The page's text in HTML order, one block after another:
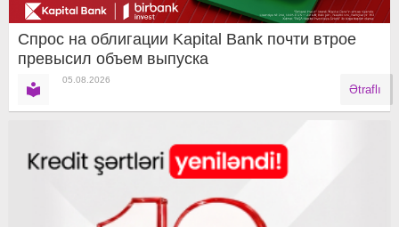
Спрос на облигации Kapital Bank почти втрое
превысил объем выпуска
05.08.2026
Ətraflı